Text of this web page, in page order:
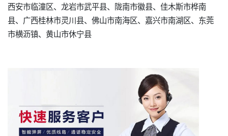
西安市临潼区、龙岩市武平县、陇南市徽县、佳木斯市桦南
县、广西桂林市灵川县、佛山市南海区、嘉兴市南湖区、东莞
市横沥镇、黄山市休宁县